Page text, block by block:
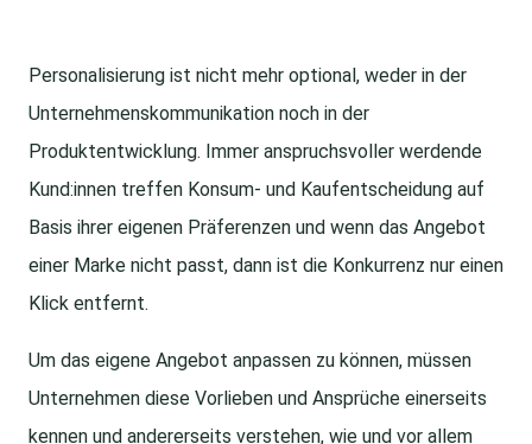
Personalisierung ist nicht mehr optional, weder in der
Unternehmenskommunikation noch in der
Produktentwicklung. Immer anspruchsvoller werdende
Kund:innen treffen Konsum- und Kaufentscheidung auf
Basis ihrer eigenen Präferenzen und wenn das Angebot
einer Marke nicht passt, dann ist die Konkurrenz nur einen
Klick entfernt.
Um das eigene Angebot anpassen zu können, müssen
Unternehmen diese Vorlieben und Ansprüche einerseits
kennen und andererseits verstehen, wie und vor allem